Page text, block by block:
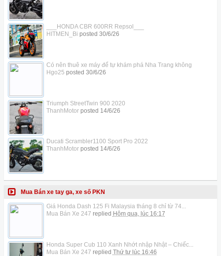
___HONDA CBR 600RR Repsol___
HITMEN_Bi posted 30/6/26
Có nên thuê xe máy để tự khám phá Nha Trang không
Hgo25 posted 30/6/26
Triumph StreetTwin 900 2020
ThanhMotorposted 14/6/26
Ducati Scrambler1100 Sport Pro 2022
ThanhMotorposted 14/6/26
Mua Bán xe tay ga, xe số PKN
Giá Honda Dash 125 Fi Malaysia tháng 8 chỉ từ 74...
Mua Bán Xe 247 replied Hôm qua, lúc 16:17
Honda Super Cub 110 Xanh Nhớt nhập Nhật – Chiếc...
Mua Bán Xe 247 replied Thứ tư lúc 16:46